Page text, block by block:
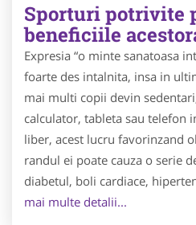
Sporturi potrivite
beneficiile
Expresia “o minte sanatoasa
foarte des intalnita, insa in
mai multi copii devin
calculator, tableta sau telefon
liber, acest lucru favorinzand
randul ei poate cauza o serie
diabetul, boli cardiace,
mai multe detalii...